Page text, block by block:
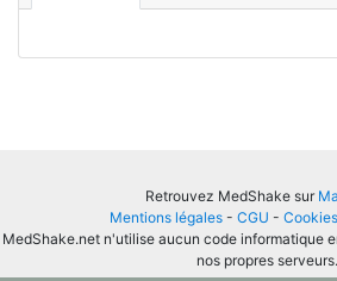
Retrouvez MedShake sur
Mentions légales - CGU -
MedShake.net n'utilise aucun code informatique
nos propres serveurs.